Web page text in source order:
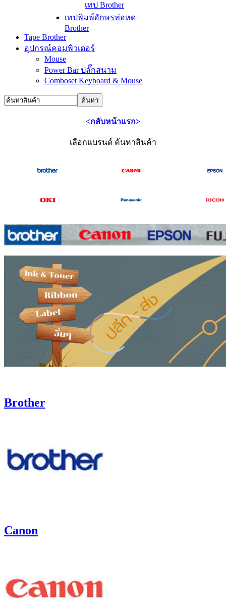
เทป Brother
เทปพิมพ์อักษรท่อหด
Brother
Tape Brother
อุปกรณ์คอมพิวเตอร์
Mouse
Power Bar ปลั๊กสนาม
Comboset Keyboard & Mouse
<กลับหน้าแรก>
เลือกแบรนด์ ค้นหาสินค้า
Brother
Canon